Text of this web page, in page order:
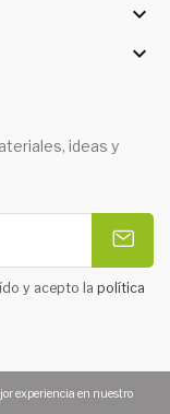


ideas y
y acepto la política
experiencia en nuestro